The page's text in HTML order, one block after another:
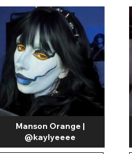
Manson Orange |
@kaylyeeee